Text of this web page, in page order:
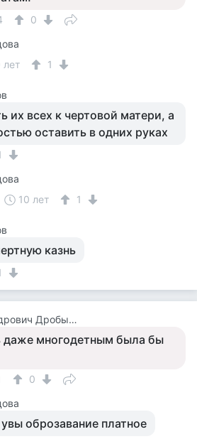
0
лет 1
их всех к чертовой матери, а
оставить в одних руках
10 лет 1
казнь
Виктор Александрович Дробышев
даже многодетным была бы
0
оброзавание платное